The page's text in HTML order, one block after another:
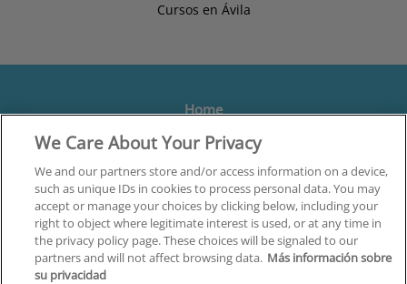
Cursos en Ávila
Home
Formación
Centros
Orientación
Quiénes somos
Contacta
We Care About Your Privacy
We and our partners store and/or access information on a device,
such as unique IDs in cookies to process personal data. You may
accept or manage your choices by clicking below, including your
right to object where legitimate interest is used, or at any time in
the privacy policy page. These choices will be signaled to our
partners and will not affect browsing data. Más información sobre
su privacidad